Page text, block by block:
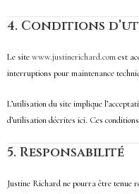
4. Conditions
Le sitewww.justinerichard.comest
interruptions pour maintenance
L’utilisation du site implique
d’utilisation décrites ici. Ces
5. Responsabilité
Justine Richard ne pourra être tenue